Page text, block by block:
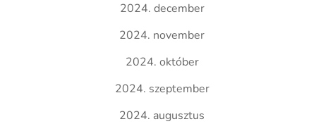
2024. december
2024. november
2024. október
2024. szeptember
2024. augusztus